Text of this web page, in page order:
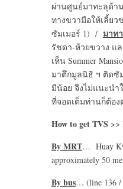
ผ่านศูนย์มาทะลุด้า
ทางขวามือให้เลี้ย
ซัมเมอร์ 1) / มาท
รัชดา-ห้วยขวาง แ
เห็น Summer
มาตึกมูลนิธิ ฯ ติด
มีน้อย จึงไม่แนะนำ
ที่จอดเต็มท่านก็ต้อง
How to get TVS >>
By MRT… Huay
approximately 50
By bus… (line 136 /